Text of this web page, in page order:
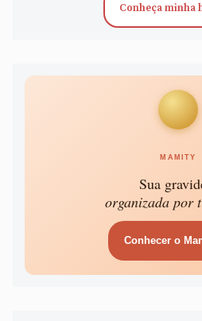
Conheça minha
MAMITY
Sua
organizada por
Conhecer o